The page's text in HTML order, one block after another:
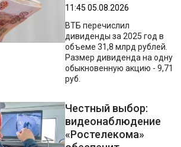
11:45 05.08.2026
ВТБ перечислил
дивиденды за 2025 год в
объеме 31,8 млрд рублей.
Размер дивиденда на одну
обыкновенную акцию - 9,71
руб.
Честный выбор:
видеонаблюдение
«Ростелекома»